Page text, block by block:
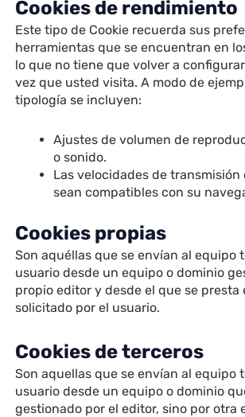
Cookies de rendimiento
Este tipo de Cookie recuerda sus
herramientas que se encuentran en
lo que no tiene que volver a
vez que usted visita. A modo de
tipología se incluyen:
Ajustes de volumen de
o sonido.
Las velocidades de transmisión
sean compatibles con su
Cookies propias
Son aquéllas que se envían al equipo
usuario desde un equipo o dominio
propio editor y desde el que se presta
solicitado por el usuario.
Cookies de terceros
Son aquellas que se envían al equipo
usuario desde un equipo o dominio
gestionado por el editor, sino por otra